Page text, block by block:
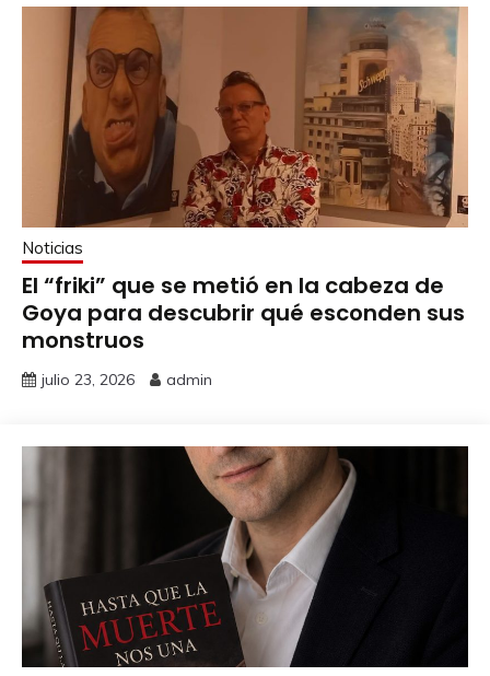
Noticias
El “friki” que se metió en la cabeza de
Goya para descubrir qué esconden sus
monstruos
julio 23, 2026 admin